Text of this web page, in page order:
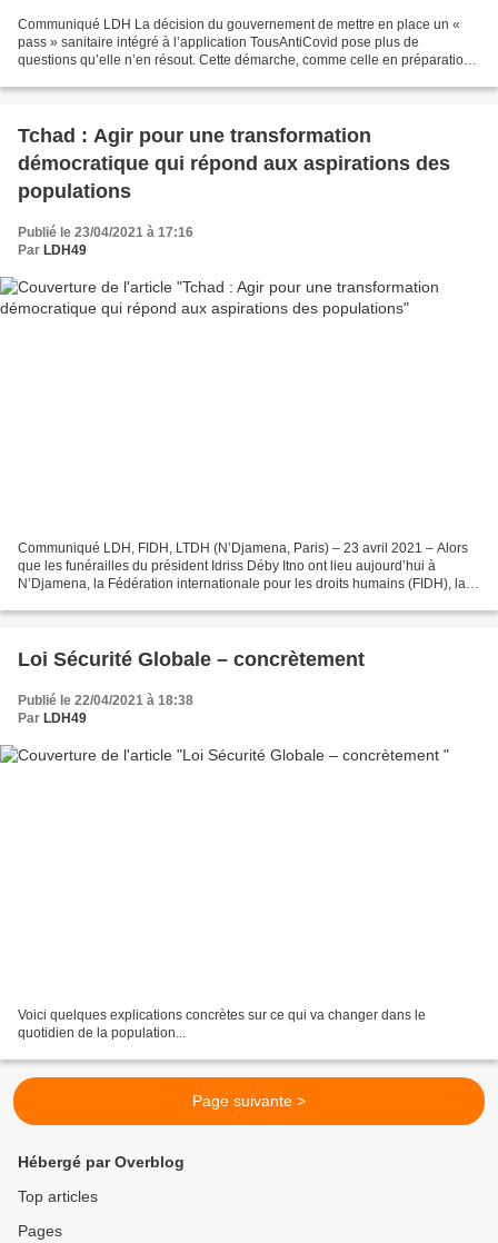
Communiqué LDH La décision du gouvernement de mettre en place un «
pass » sanitaire intégré à l’application TousAntiCovid pose plus de
questions qu’elle n’en résout. Cette démarche, comme celle en préparation
Tchad : Agir pour une transformation
démocratique qui répond aux aspirations des
populations
Publié le 23/04/2021 à 17:16
Par LDH49
Communiqué LDH, FIDH, LTDH (N’Djamena, Paris) – 23 avril 2021 – Alors
que les funérailles du président Idriss Déby Itno ont lieu aujourd’hui à
N’Djamena, la Fédération internationale pour les droits humains (FIDH), la
Loi Sécurité Globale – concrètement
Publié le 22/04/2021 à 18:38
Par LDH49
Voici quelques explications concrètes sur ce qui va changer dans le
quotidien de la population...
Page suivante >
Hébergé par Overblog
Top articles
Pages